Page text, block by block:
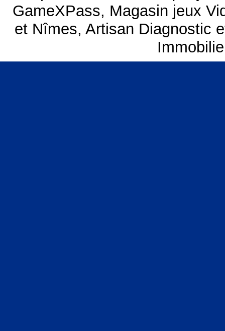
GameXPass, Magasin jeux
et Nîmes, Artisan Diagnostic